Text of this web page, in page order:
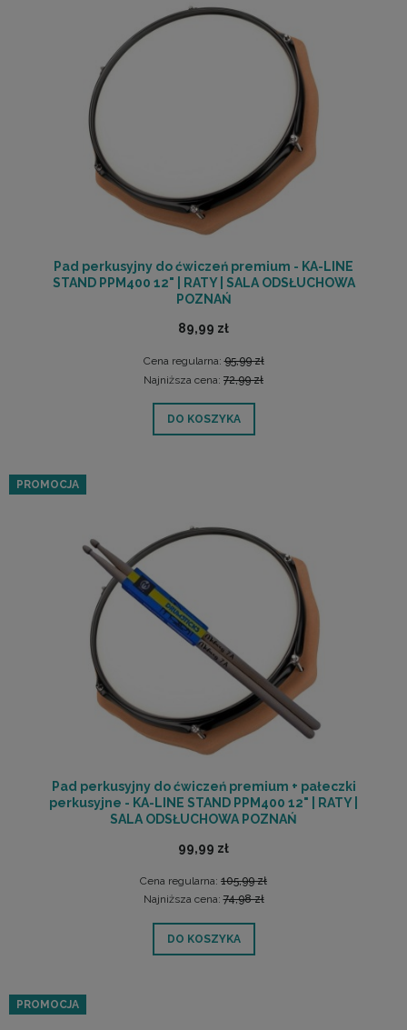
Pad perkusyjny do ćwiczeń premium - KA-LINE
STAND PPM400 12" | RATY | SALA ODSŁUCHOWA
POZNAŃ
89,99 zł
Cena regularna:95,99 zł
Najniższa cena: 72,99 zł
DO KOSZYKA
Pad perkusyjny do ćwiczeń premium + pałeczki
perkusyjne - KA-LINE STAND PPM400 12" | RATY |
SALA ODSŁUCHOWA POZNAŃ
99,99 zł
Cena regularna: 105,99 zł
Najniższa cena:74,98 zł
DO KOSZYKA
PROMOCJA
PROMOCJA